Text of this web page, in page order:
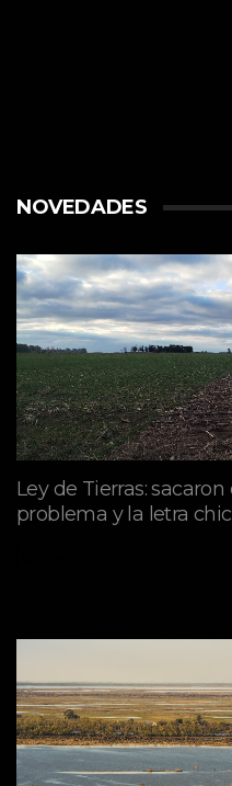
NOVEDADES
Ley de Tierras:
problema y la letra